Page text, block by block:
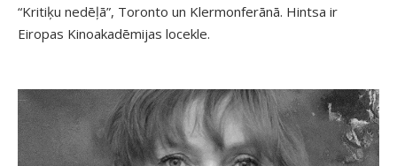
“Kritiķu nedēļā”, Toronto un Klermonferānā. Hintsa ir
Eiropas Kinoakadēmijas locekle.